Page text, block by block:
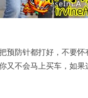
预防针都打好，不要
又不会马上买车，如